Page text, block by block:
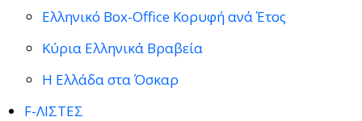
Ελληνικό Box-Office Κορυφή ανά Έτος
Κύρια Ελληνικά Βραβεία
Η Ελλάδα στα Όσκαρ
F-ΛΙΣΤΕΣ